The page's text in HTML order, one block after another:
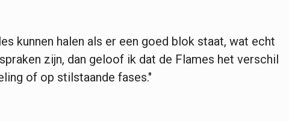
kunnen halen als er een goed blok staat, wat echt
zijn, dan geloof ik dat de Flames het verschil
of op stilstaande fases."